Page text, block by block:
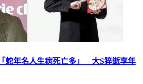
蛇年名人生病死亡多」 大S猝逝享年